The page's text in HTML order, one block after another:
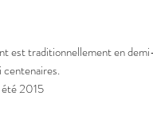
est traditionnellement en
centenaires.
2015